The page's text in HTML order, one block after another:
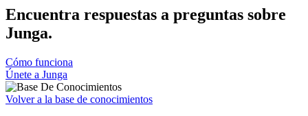
Encuentra respuestas a preguntas sobre
Junga.
Cómo funciona
Únete a Junga
Volver a la base de conocimientos